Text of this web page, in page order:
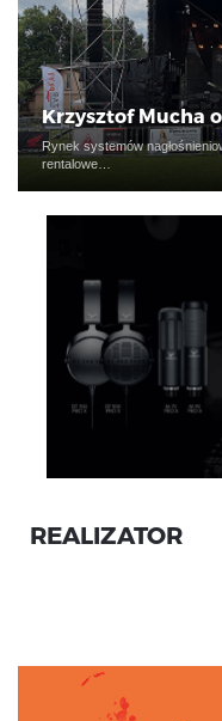
Krzysztof Mucha
Rynek systemów
rentalowe…
REALIZATOR